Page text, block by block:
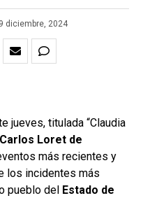
diciembre, 2024
jueves, titulada “Claudia
Carlos Loret de
más recientes y
los incidentes más
pueblo del Estado de